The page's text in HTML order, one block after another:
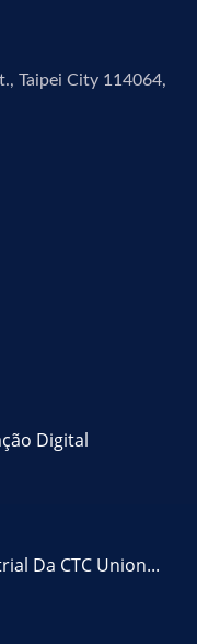
Taipei City 114064,
Digital
Da CTC Union...